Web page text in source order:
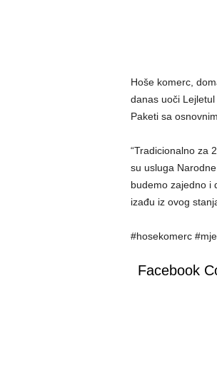
Hoše komerc,
danas uoči
Paketi sa
“Tradicionalno za
su usluga
budemo zajedno i
izađu iz ovog
#hosekomerc
Facebook